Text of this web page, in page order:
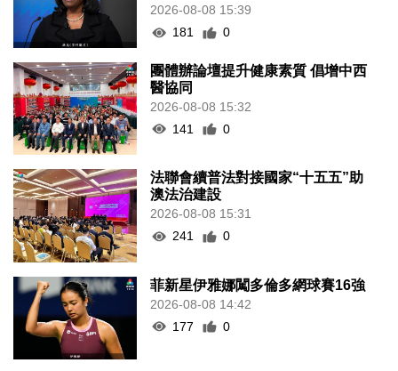
2026-08-08 15:39
181
0
團體辦論壇提升健康素質 倡增中西
醫協同
2026-08-08 15:32
141
0
法聯會續普法對接國家“十五五”助
澳法治建設
2026-08-08 15:31
241
0
菲新星伊雅娜闖多倫多網球賽16強
2026-08-08 14:42
177
0